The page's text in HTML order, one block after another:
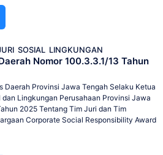
SOSIAL LINGKUNGAN
Nomor 100.3.3.1/13 Tahun
Daerah Provinsi Jawa Tengah Selaku Ketua
Lingkungan Perusahaan Provinsi Jawa
2025 Tentang Tim Juri dan Tim
Corporate Social Responsibility Award